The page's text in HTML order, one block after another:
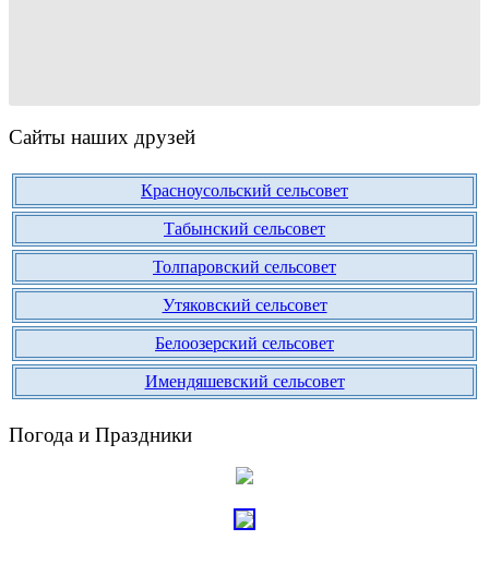
Сайты наших друзей
Красноусольский сельсовет
Табынский сельсовет
Толпаровский сельсовет
Утяковский сельсовет
Белоозерский сельсовет
Имендяшевский сельсовет
Погода и Праздники